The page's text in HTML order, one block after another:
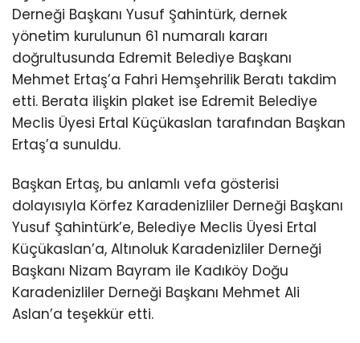
Derneği Başkanı Yusuf Şahintürk, dernek
yönetim kurulunun 61 numaralı kararı
doğrultusunda Edremit Belediye Başkanı
Mehmet Ertaş’a Fahri Hemşehrilik Beratı takdim
etti. Berata ilişkin plaket ise Edremit Belediye
Meclis Üyesi Ertal Küçükaslan tarafından Başkan
Ertaş’a sunuldu.
Başkan Ertaş, bu anlamlı vefa gösterisi
dolayısıyla Körfez Karadenizliler Derneği Başkanı
Yusuf Şahintürk’e, Belediye Meclis Üyesi Ertal
Küçükaslan’a, Altınoluk Karadenizliler Derneği
Başkanı Nizam Bayram ile Kadıköy Doğu
Karadenizliler Derneği Başkanı Mehmet Ali
Aslan’a teşekkür etti.